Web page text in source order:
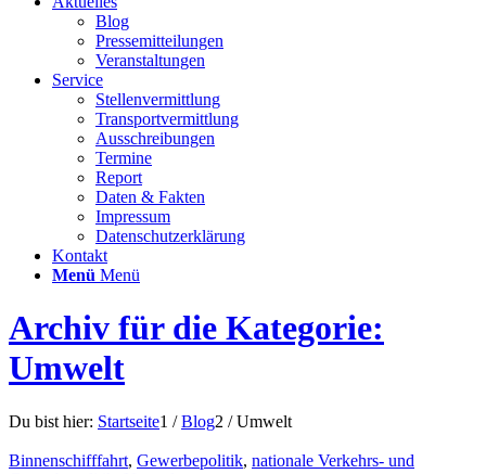
Blog
Pressemitteilungen
Veranstaltungen
Service
Stellenvermittlung
Transportvermittlung
Ausschreibungen
Termine
Report
Daten & Fakten
Impressum
Datenschutzerklärung
Kontakt
Menü Menü
Archiv für die Kategorie:
Umwelt
Du bist hier: Startseite1 / Blog2 / Umwelt
Binnenschifffahrt, Gewerbepolitik, nationale Verkehrs- und